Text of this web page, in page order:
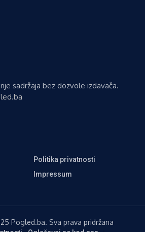
sadržaja bez dozvole izdavača.
Politika privatnosti
Impressum
Pogled.ba. Sva prava pridržana